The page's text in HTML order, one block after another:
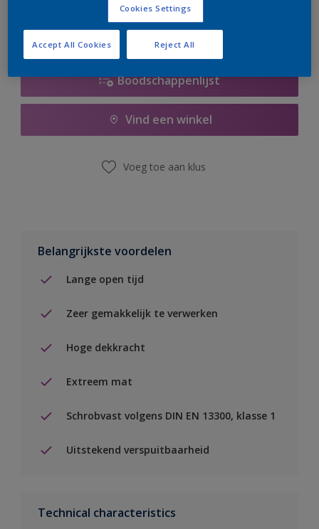
Boodschappenlijst
Vind een winkel
Voeg toe aan klus
Belangrijkste voordelen
Lange open tijd
Zeer gemakkelijk te verwerken
Hoge dekkracht
Extreem mat
Schrobvast volgens DIN EN 13300, klasse 1
Uitstekend verspuitbaarheid
Technical characteristics
Cookies Settings
Reject All
Accept All Cookies